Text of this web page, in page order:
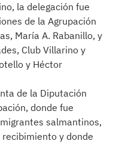
la delegación fue
de la Agrupación
María A. Rabanillo, y
Club Villarino y
y Héctor
de la Diputación
donde fue
salmantinos,
y donde